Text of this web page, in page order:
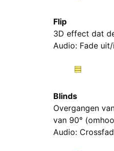
Flip
3D effect dat
Audio: Fade
Blinds
Overgangen
van 90°
Audio: